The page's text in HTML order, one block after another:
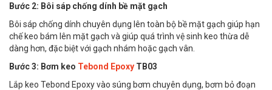
Bước 2: Bôi sáp chống dính bề mặt gạch
Bôi sáp chống dính chuyên dụng lên toàn bộ bề mặt gạch giúp hạn
chế keo bám lên mặt gạch và giúp quá trình vệ sinh keo thừa dễ
dàng hơn, đặc biệt với gạch nhám hoặc gạch vân.
Bước 3: Bơm keo Tebond Epoxy TB03
Lắp keo Tebond Epoxy vào súng bơm chuyên dụng, bơm bỏ đoạn